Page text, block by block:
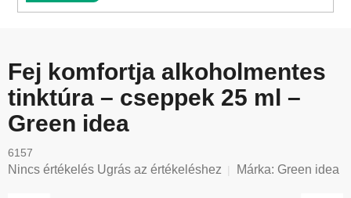
Fej komfortja alkoholmentes
tinktúra – cseppek 25 ml –
Green idea
6157
A
Nincs értékelés Ugrás az értékeléshez Márka: Green idea